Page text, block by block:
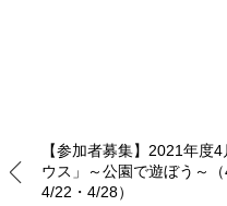
【参加者募集】2021年度
ウス」～公園で遊ぼう～（
4/22・4/28）